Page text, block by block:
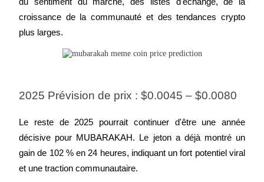
Investissement automobile
Obtenez des bénéfices à long terme et des intérêts flexibles
croissance de la communauté et des tendances crypto
plus larges.
2025 Prévision de prix : $0.0045 – $0.0080
Le reste de 2025 pourrait continuer d'être une année
décisive pour MUBARAKAH. Le jeton a déjà montré un
gain de 102 % en 24 heures, indiquant un fort potentiel viral
et une traction communautaire.